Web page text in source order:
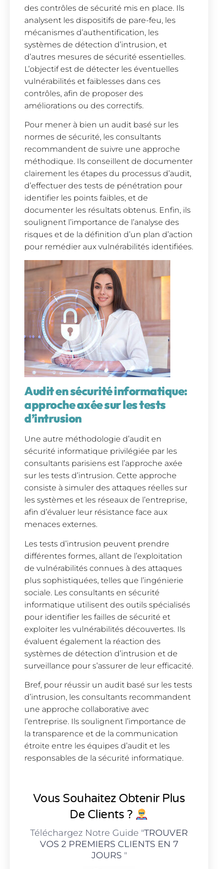
des contrôles de sécurité mis en place. Ils
analysent les dispositifs de pare-feu, les
mécanismes d’authentification, les
systèmes de détection d’intrusion, et
d’autres mesures de sécurité essentielles.
L’objectif est de détecter les éventuelles
vulnérabilités et faiblesses dans ces
contrôles, afin de proposer des
améliorations ou des correctifs.
Pour mener à bien un audit basé sur les
normes de sécurité, les consultants
recommandent de suivre une approche
méthodique. Ils conseillent de documenter
clairement les étapes du processus d’audit,
d’effectuer des tests de pénétration pour
identifier les points faibles, et de
documenter les résultats obtenus. Enfin, ils
soulignent l’importance de l’analyse des
risques et de la définition d’un plan d’action
pour remédier aux vulnérabilités identifiées.
Audit en sécurité informatique:
approche axée sur les tests
d’intrusion
Une autre méthodologie d’audit en
sécurité informatique privilégiée par les
consultants parisiens est l’approche axée
sur les tests d’intrusion. Cette approche
consiste à simuler des attaques réelles sur
les systèmes et les réseaux de l’entreprise,
afin d’évaluer leur résistance face aux
menaces externes.
Les tests d’intrusion peuvent prendre
différentes formes, allant de l’exploitation
de vulnérabilités connues à des attaques
plus sophistiquées, telles que l’ingénierie
sociale. Les consultants en sécurité
informatique utilisent des outils spécialisés
pour identifier les failles de sécurité et
exploiter les vulnérabilités découvertes. Ils
évaluent également la réaction des
systèmes de détection d’intrusion et de
surveillance pour s’assurer de leur efficacité.
Bref, pour réussir un audit basé sur les tests
d’intrusion, les consultants recommandent
une approche collaborative avec
l’entreprise. Ils soulignent l’importance de
la transparence et de la communication
étroite entre les équipes d’audit et les
responsables de la sécurité informatique.
Vous Souhaitez Obtenir Plus
De Clients ?
Téléchargez Notre Guide "TROUVER
VOS 2 PREMIERS CLIENTS EN 7
JOURS"